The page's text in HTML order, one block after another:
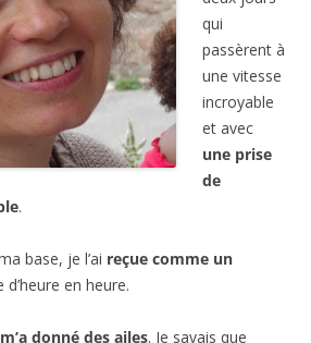
qui
passèrent à
une vitesse
incroyable
et avec
une prise
de
.
base, je l’ai reçue comme un
d’heure en heure.
donné des ailes. Je savais que